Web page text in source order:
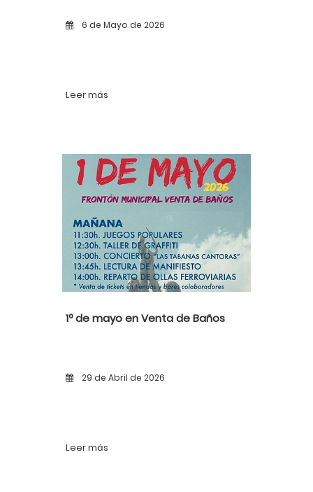
6 de Mayo de 2026
Leer más
1º de mayo en Venta de Baños
29 de Abril de 2026
Leer más